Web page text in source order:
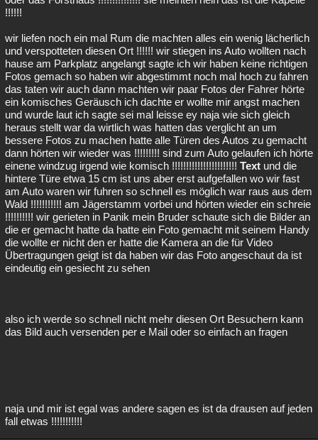
!!!!!!
wir liefen noch ein mal Rum die machten alles ein wenig lächerlich
und verspotteten diesen Ort !!!!!! wir stiegen ins Auto wollten nach
hause am Parkplatz angelangt sagte ich wir haben keine richtigen
Fotos gemach so haben wir abgestimmt noch mal hoch zu fahren
das taten wir auch dann machten wir paar Fotos der Fahrer hörte
ein komisches Geräusch ich dachte er wollte mir angst machen
und wurde laut ich sagte sei mal leisse ey naja wie sich gleich
heraus stellt war da wirtlich was hatten das verglicht an um
bessere Fotos zu machen hatte alle Türen des Autos zu gemacht
dann hörten wir wieder was !!!!!!!!! sind zum Auto gelaufen ich hörte
einene windzug irgend wie komisch !!!!!!!!!!!!!!!!!!!!!!! Text und die
hintere Türe etwa 15 cm ist uns aber erst aufgefallen wo wir fast
am Auto waren wir fuhren so schnell es möglich war raus aus dem
Wald !!!!!!!!!!! am Jägerstamm vorbei und hörten wieder ein schreie
!!!!!!!!!! wir gerieten in Panik mein Bruder schaute sich die Bilder an
die er gemacht hatte da hatte ein Foto gemacht mit seinem Handy
die wollte er nicht den er hatte die Kamera an die für Video
Übertragungen geigt ist da haben wir das Foto angeschaut da ist
eindeutig ein gesiecht zu sehen
also ich werde so schnell nicht mehr diesen Ort Besuchern kann
das Bild auch versenden per e Mail oder so einfach an fragen
naja und mir ist egal was andere sagen es ist da drausen auf jeden
fall etwas !!!!!!!!!!!